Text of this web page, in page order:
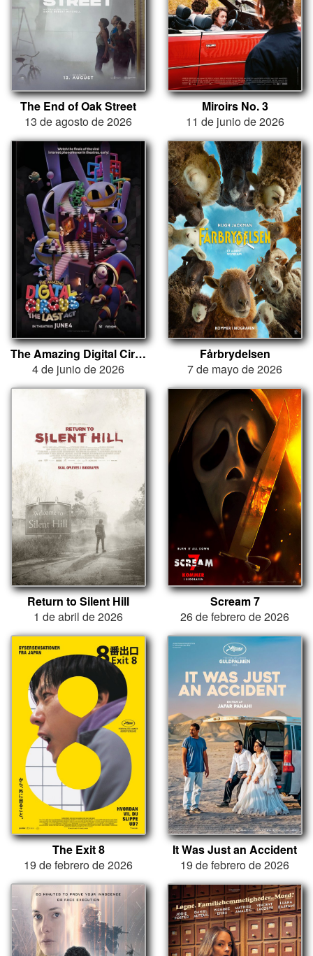
The End of Oak Street
13 de agosto de 2026
Miroirs No. 3
11 de junio de 2026
The Amazing Digital Circus: The Last Act
4 de junio de 2026
Fårbrydelsen
7 de mayo de 2026
Return to Silent Hill
1 de abril de 2026
Scream 7
26 de febrero de 2026
The Exit 8
19 de febrero de 2026
It Was Just an Accident
19 de febrero de 2026